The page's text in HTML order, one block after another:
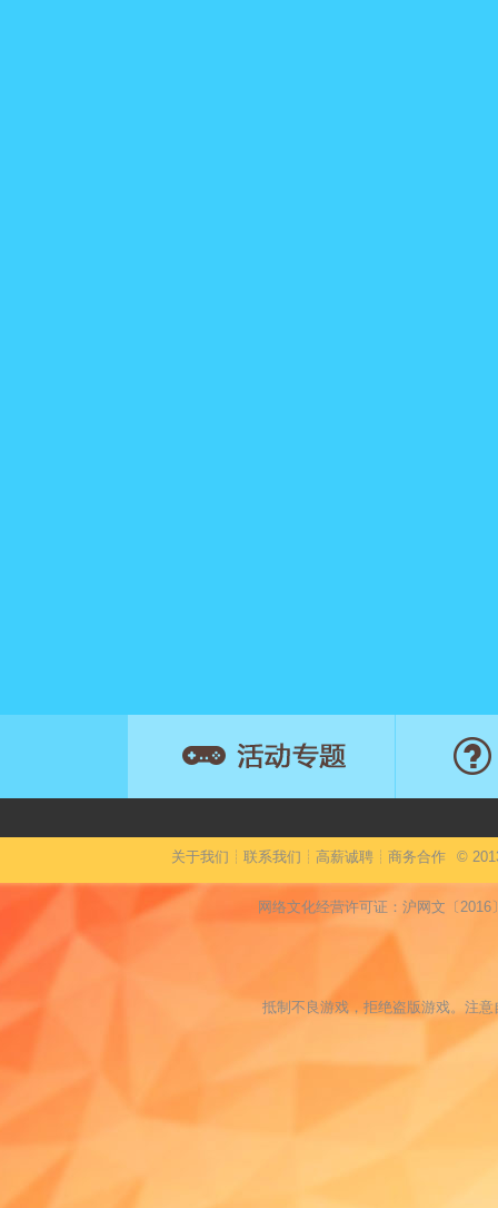
关于我们 ┊ 联系我们 ┊ 高薪诚聘┊ 商务合作 ©
网络文化经营许可证：沪网文〔
抵制不良游戏，拒绝盗版游戏。注